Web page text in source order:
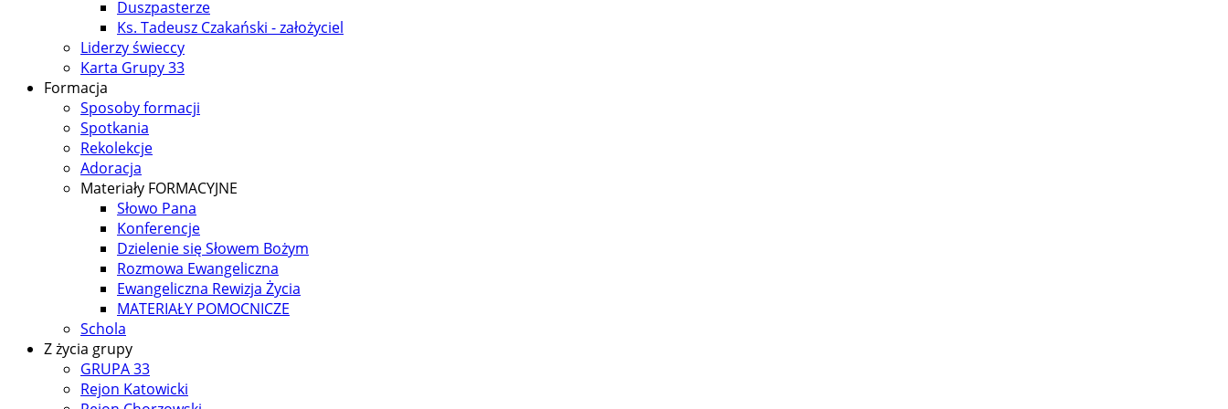
Duszpasterze
Ks. Tadeusz Czakański - założyciel
Liderzy świeccy
Karta Grupy 33
Formacja
Sposoby formacji
Spotkania
Rekolekcje
Adoracja
Materiały FORMACYJNE
Słowo Pana
Konferencje
Dzielenie się Słowem Bożym
Rozmowa Ewangeliczna
Ewangeliczna Rewizja Życia
MATERIAŁY POMOCNICZE
Schola
Z życia grupy
GRUPA 33
Rejon Katowicki